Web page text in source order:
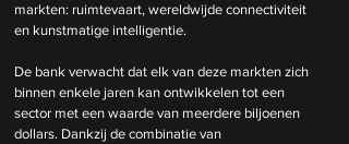
markten: ruimtevaart, wereldwijde connectiviteit
en kunstmatige intelligentie.
De bank verwacht dat elk van deze markten zich
binnen enkele jaren kan ontwikkelen tot een
sector met een waarde van meerdere biljoenen
dollars. Dankzij de combinatie van